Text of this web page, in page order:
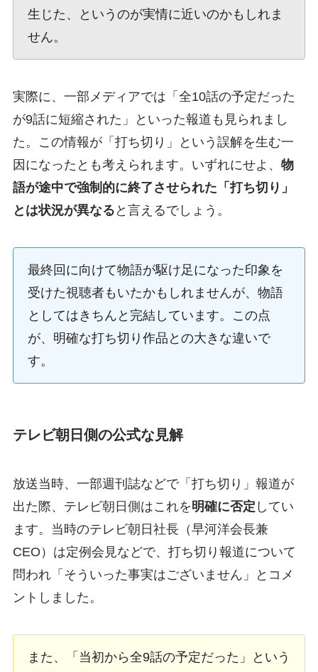
生じた、というのが実情に近いのかもしれま
せん。
実際に、一部メディアでは「全10話の予定だった
が9話に短縮された」といった報道も見られまし
た。この情報が「打ち切り」という誤解を生む一
因になったとも考えられます。いずれにせよ、 物
語が途中で強制的に終了させられた「打ち切り」
とは状況が異なる と言えるでしょう。
最終回に向けて物語が駆け足になった印象を
受けた視聴者もいたかもしれませんが、物語
としてはきちんと完結しています。この点
が、明確な打ち切り作品との大きな違いで
す。
テレビ朝日側の公式な見解
放送当時、一部週刊誌などで「打ち切り」報道が
出た際、テレビ朝日側はこれを明確に否定 してい
ます。当時のテレビ朝日社長（早河洋会長兼
CEO）は定例会見などで、打ち切り報道について
問われ「そういった事実はございません」とコメ
ントしました。
また、「当初から全9話の予定だった」という